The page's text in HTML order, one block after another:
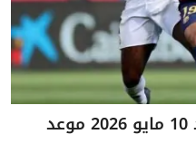
كلاسيكو الأرض اليوم الأحد 10 مايو 2026 موعد